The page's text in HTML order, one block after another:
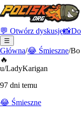
💬 Otwórz dyskusję📸
☰
Główna/😂 Śmieszne/Bo
🔥
u/LadyKarigan
97 dni temu
😂 Śmieszne